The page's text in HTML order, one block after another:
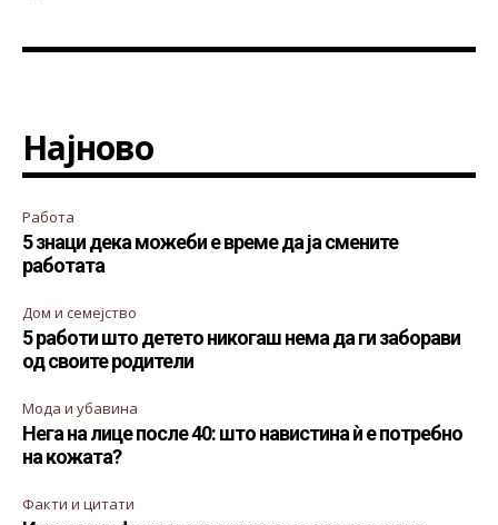
Најново
Работа
5 знаци дека можеби е време да ја смените
работата
Дом и семејство
5 работи што детето никогаш нема да ги заборави
од своите родители
Мода и убавина
Нега на лице после 40: што навистина ѝ е потребно
на кожата?
Факти и цитати